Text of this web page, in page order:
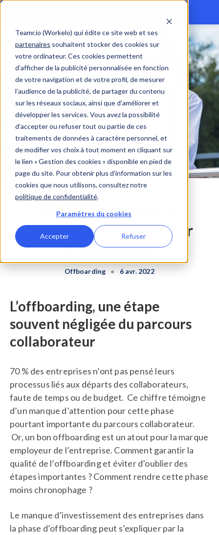
Teamr.io (Workelo) qui édite ce site web et ses
partenaires souhaitent stocker des cookies sur
votre ordinateur. Ces cookies permettent
d’afficher de la publicité personnalisée en fonction
de votre navigation et de votre profil, de mesurer
l’audience de la publicité, de partager du contenu
sur les réseaux sociaux, ainsi que d’améliorer et
développer les services. Vous avez la possibilité
d’accepter ou refuser tout ou partie de ces
traitements de données à caractère personnel, et
de modifier vos choix à tout moment en cliquant sur
le lien « Gestion des cookies » disponible en pied de
page du site. Pour obtenir plus d’information sur les
cookies que nous utilisons, consultez notre
politique de confidentialité.
Paramètres du cookies
Accepter Refuser
[Infographie] Les 10
chiffres à connaitre sur
l’offboarding
Offboarding • 6 avr. 2022
L’offboarding, une étape
souvent négligée du parcours
collaborateur
70 % des entreprises n’ont pas pensé leurs
processus liés aux départs des collaborateurs,
faute de temps ou de budget. Ce chiffre témoigne
d’un manque d’attention pour cette phase
pourtant importante du parcours collaborateur.
Or, un bon offboarding est un atout pour la marque
employeur de l’entreprise. Comment garantir la
qualité de l’offboarding et éviter d’oublier des
étapes importantes ? Comment rendre cette phase
moins chronophage ?
Le manque d’investissement des entreprises dans
la phase d’offboarding peut s’expliquer par la